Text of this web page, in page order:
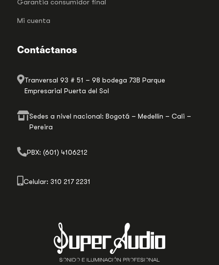
Garantia consumidor final
Mi cuenta
Contáctanos
Tranversal 93 # 51 – 98 bodega 73B Parque
Empresarial Puerta del Sol
Sedes a nivel nacional: Bogotá – Medellín – Cali –
Pereira
PBX: (601) 4106212
Celular: 310 217 2231